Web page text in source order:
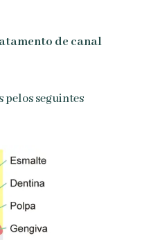
de canal
pelos seguintes